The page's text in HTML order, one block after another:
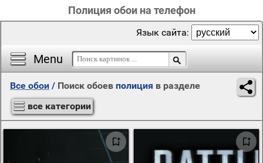
Полиция обои на телефон
Menu
Язык сайта:
Все обои / Поиск обоев полиция в разделе
все категории